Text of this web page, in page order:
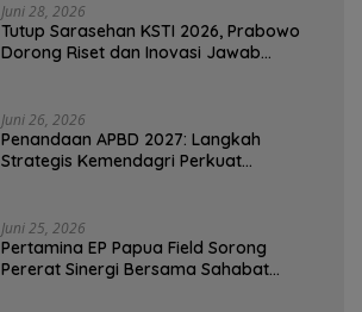
Juni 28, 2026
Tutup Sarasehan KSTI 2026, Prabowo
Dorong Riset dan Inovasi Jawab
Juni 26, 2026
Penandaan APBD 2027: Langkah
Strategis Kemendagri Perkuat
Juni 25, 2026
Pertamina EP Papua Field Sorong
Pererat Sinergi Bersama Sahabat